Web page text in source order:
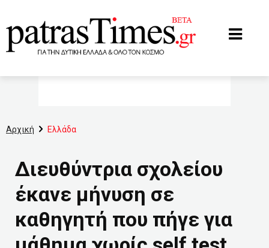
Αρχική Ελλάδα
Διευθύντρια σχολείου
έκανε μήνυση σε
καθηγητή που πήγε για